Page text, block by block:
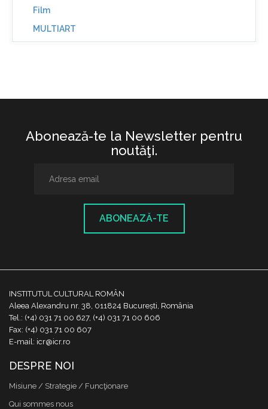
Film
MULTIART
Abonează-te la Newsletter pentru
noutăţi.
ABONEAZĂ-TE
INSTITUTUL CULTURAL ROMÂN
Aleea Alexandru nr. 38, 011824 București, România
Tel.: (+4) 031 71 00 627, (+4) 031 71 00 606
Fax: (+4) 031 71 00 607
E-mail: icr@icr.ro
DESPRE NOI
Misiune / Strategie / Funcţionare
Qui sommes nous